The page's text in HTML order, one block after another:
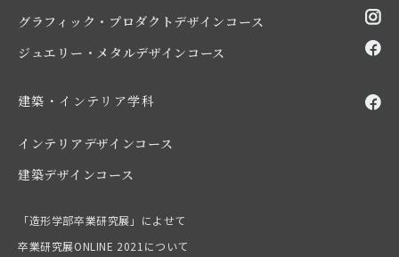
グラフィック・プロダクトデザインコース
ジュエリー・メタルデザインコース
建築・インテリア学科
インテリアデザインコース
建築デザインコース
「造形学部卒業研究展」によせて
卒業研究展ONLINE 2021について